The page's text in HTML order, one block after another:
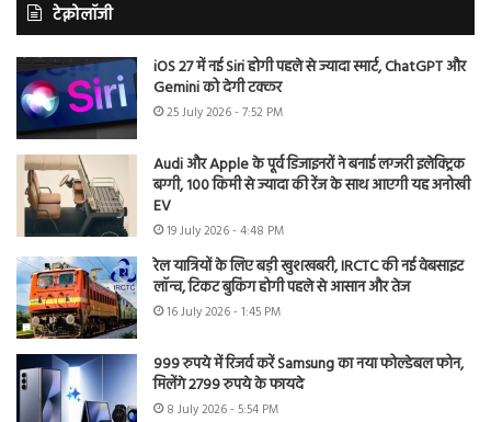
टेक्नोलॉजी
iOS 27 में नई Siri होगी पहले से ज्यादा स्मार्ट, ChatGPT और
Gemini को देगी टक्कर
25 July 2026 - 7:52 PM
Audi और Apple के पूर्व डिजाइनरों ने बनाई लग्जरी इलेक्ट्रिक
बग्गी, 100 किमी से ज्यादा की रेंज के साथ आएगी यह अनोखी
EV
19 July 2026 - 4:48 PM
रेल यात्रियों के लिए बड़ी खुशखबरी, IRCTC की नई वेबसाइट
लॉन्च, टिकट बुकिंग होगी पहले से आसान और तेज
16 July 2026 - 1:45 PM
999 रुपये में रिजर्व करें Samsung का नया फोल्डेबल फोन,
मिलेंगे 2799 रुपये के फायदे
8 July 2026 - 5:54 PM